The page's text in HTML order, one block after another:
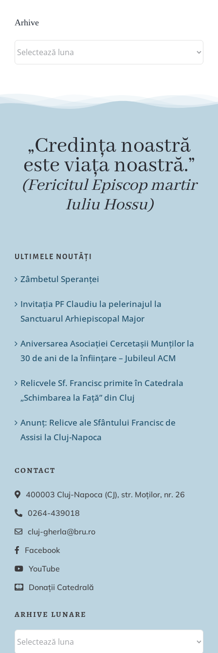
Arhive
Arhive
„Credința noastră
este viața noastră.”
(Fericitul Episcop martir
Iuliu Hossu)
ULTIMELE NOUTĂȚI
Zâmbetul Speranței
Invitația PF Claudiu la pelerinajul la
Sanctuarul Arhiepiscopal Major
Aniversarea Asociației Cercetașii Munților la
30 de ani de la înființare – Jubileul ACM
Relicvele Sf. Francisc primite în Catedrala
„Schimbarea la Față” din Cluj
Anunț: Relicve ale Sfântului Francisc de
Assisi la Cluj-Napoca
CONTACT
400003 Cluj-Napoca (CJ), str. Moților, nr. 26
0264-439018
cluj-gherla@bru.ro
Facebook
YouTube
Donații Catedrală
ARHIVE LUNARE